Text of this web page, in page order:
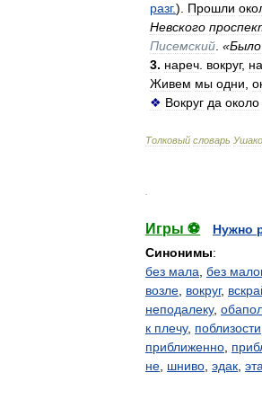
разг.). Прошли
Невского
Писемский «Было
3. нареч вокруг, на
Живем мы одни
❖ Вокруг да около
Толковый словарь
Игры ⚽
Нужно
Синонимы:
без мала без
возле вокруг,
неподалеку,
к плечу, поблизости
приближенно
не шниво эдак